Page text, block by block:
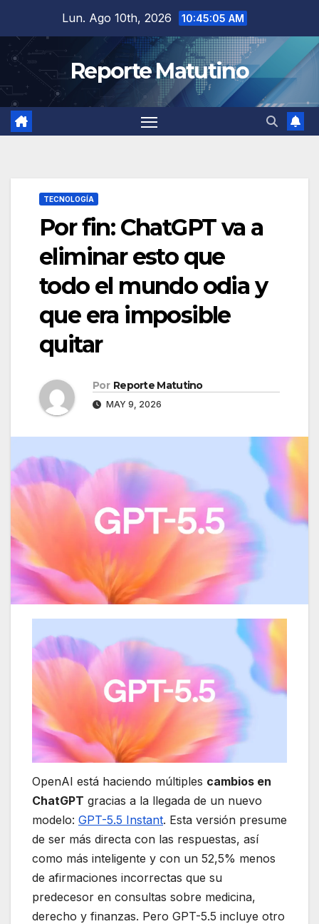
contenido
Lun. Ago 10th, 2026 10:45:06 AM
Reporte Matutino
TECNOLOGÍA
Por fin: ChatGPT va a
eliminar esto que
todo el mundo odia y
que era imposible
quitar
Por Reporte Matutino
MAY 9, 2026
OpenAI está haciendo múltiples cambios en
ChatGPT gracias a la llegada de un nuevo
modelo: GPT-5.5 Instant. Esta versión presume
de ser más directa con las respuestas, así
como más inteligente y con un 52,5% menos
de afirmaciones incorrectas que su
predecesor en consultas sobre medicina,
derecho y finanzas. Pero GPT-5.5 incluye otro